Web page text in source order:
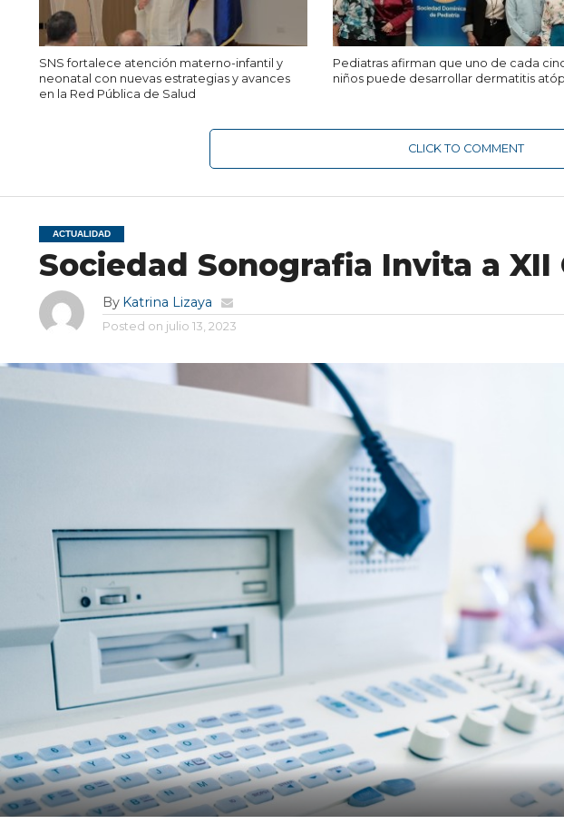
SNS fortalece atención materno-infantil y
neonatal con nuevas estrategias y avances
en la Red Pública de Salud
Pediatras afirman que uno de cada
niños puede desarrollar dermatitis
CLICK TO COMMENT
ACTUALIDAD
Sociedad Sonografia Invita a XII
By Katrina Lizaya
Posted on julio 13, 2023